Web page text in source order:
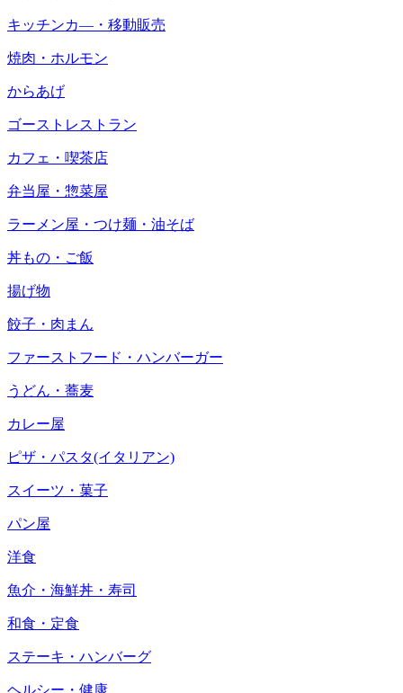
キッチンカ―・移動販売
焼肉・ホルモン
からあげ
ゴーストレストラン
カフェ・喫茶店
弁当屋・惣菜屋
ラーメン屋・つけ麺・油そば
丼もの・ご飯
揚げ物
餃子・肉まん
ファーストフード・ハンバーガー
うどん・蕎麦
カレー屋
ピザ・パスタ(イタリアン)
スイーツ・菓子
パン屋
洋食
魚介・海鮮丼・寿司
和食・定食
ステーキ・ハンバーグ
ヘルシー・健康